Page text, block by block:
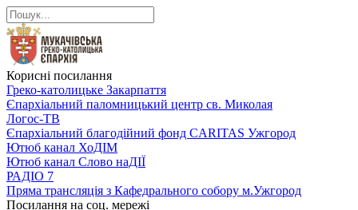
Корисні посилання
Греко-католицьке Закарпаття
Єпархіальний паломницький центр св. Миколая
Логос-ТВ
Єпархіальний благодійний фонд CARITAS Ужгород
Ютюб канал ХоДІМ
Ютюб канал Слово наДІЇ
РАДІО 7
Пряма трансляція з Кафедрального собору м.Ужгород
Посилання на соц. мережі